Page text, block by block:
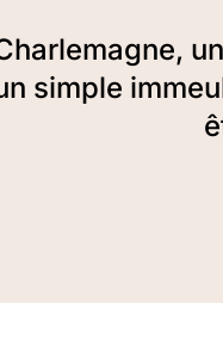
simple